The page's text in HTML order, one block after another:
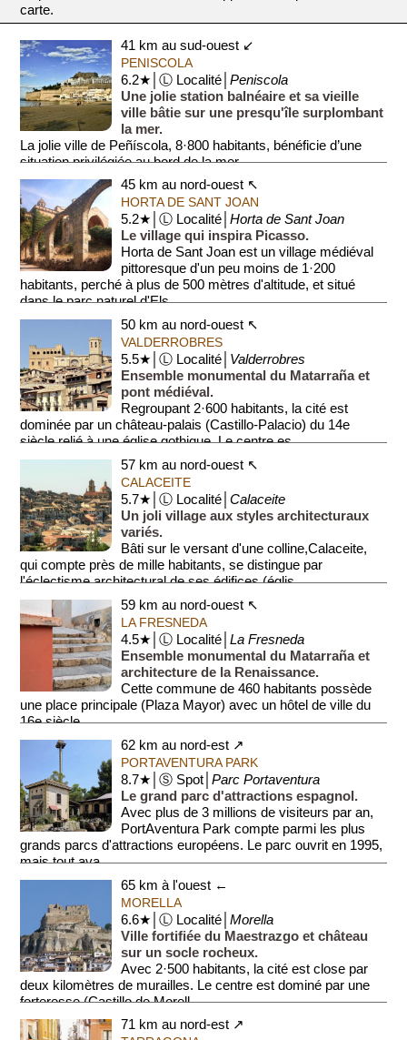
carte.
41 km au sud-ouest ↙
PENISCOLA
6.2★│Ⓛ Localité│Peniscola
Une jolie station balnéaire et sa vieille
ville bâtie sur une presqu'île surplombant
la mer.
La jolie ville de Peñíscola, 8·800 habitants, bénéficie d’une
situation privilégiée au bord de la mer....
45 km au nord-ouest ↖
HORTA DE SANT JOAN
5.2★│Ⓛ Localité│Horta de Sant Joan
Le village qui inspira Picasso.
Horta de Sant Joan est un village médiéval
pittoresque d'un peu moins de 1·200
habitants, perché à plus de 500 mètres d'altitude, et situé
dans le parc naturel d'Els ...
50 km au nord-ouest ↖
VALDERROBRES
5.5★│Ⓛ Localité│ Valderrobres
Ensemble monumental du Matarraña et
pont médiéval.
Regroupant 2·600 habitants, la cité est
dominée par un château-palais (Castillo-Palacio) du 14e
siècle relié à une église gothique. Le centre es...
57 km au nord-ouest ↖
CALACEITE
5.7★│Ⓛ Localité│Calaceite
Un joli village aux styles architecturaux
variés.
Bâti sur le versant d'une colline,Calaceite,
qui compte près de mille habitants, se distingue par
l'éclectisme architectural de ses édifices (églis...
59 km au nord-ouest ↖
LA FRESNEDA
4.5★│Ⓛ Localité│La Fresneda
Ensemble monumental du Matarraña et
architecture de la Renaissance.
Cette commune de 460 habitants possède
une place principale (Plaza Mayor) avec un hôtel de ville du
16e siècle.
Le centre...
62 km au nord-est ↗
PORTAVENTURA PARK
8.7★│Ⓢ Spot│Parc Portaventura
Le grand parc d'attractions espagnol.
Avec plus de 3 millions de visiteurs par an,
PortAventura Park compte parmi les plus
grands parcs d'attractions européens. Le parc ouvrit en 1995,
mais tout ava...
65 km à l'ouest ←
MORELLA
6.6★│Ⓛ Localité│Morella
Ville fortifiée du Maestrazgo et château
sur un socle rocheux.
Avec 2·500 habitants, la cité est close par
deux kilomètres de murailles. Le centre est dominé par une
forteresse (Castillo de Morell...
71 km au nord-est ↗